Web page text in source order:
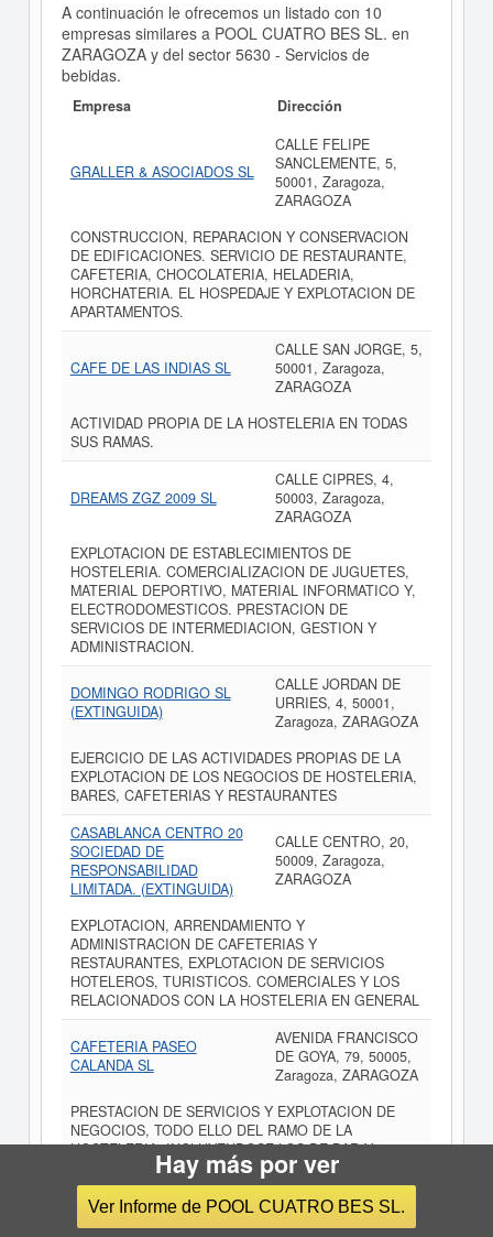
A continuación le ofrecemos un listado con 10
empresas similares a POOL CUATRO BES SL. en
ZARAGOZA y del sector 5630 - Servicios de
bebidas.
Empresa Dirección
GRALLER & ASOCIADOS SL
CALLE FELIPE
SANCLEMENTE, 5,
50001, Zaragoza,
ZARAGOZA
CONSTRUCCION, REPARACION Y CONSERVACION
DE EDIFICACIONES. SERVICIO DE RESTAURANTE,
CAFETERIA, CHOCOLATERIA, HELADERIA,
HORCHATERIA. EL HOSPEDAJE Y EXPLOTACION DE
APARTAMENTOS.
CAFE DE LAS INDIAS SL
CALLE SAN JORGE, 5,
50001, Zaragoza,
ZARAGOZA
ACTIVIDAD PROPIA DE LA HOSTELERIA EN TODAS
SUS RAMAS.
DREAMS ZGZ 2009 SL
CALLE CIPRES, 4,
50003, Zaragoza,
ZARAGOZA
EXPLOTACION DE ESTABLECIMIENTOS DE
HOSTELERIA. COMERCIALIZACION DE JUGUETES,
MATERIAL DEPORTIVO, MATERIAL INFORMATICO Y,
ELECTRODOMESTICOS. PRESTACION DE
SERVICIOS DE INTERMEDIACION, GESTION Y
ADMINISTRACION.
DOMINGO RODRIGO SL
(EXTINGUIDA)
CALLE JORDAN DE
URRIES, 4, 50001,
Zaragoza, ZARAGOZA
EJERCICIO DE LAS ACTIVIDADES PROPIAS DE LA
EXPLOTACION DE LOS NEGOCIOS DE HOSTELERIA,
BARES, CAFETERIAS Y RESTAURANTES
CASABLANCA CENTRO 20
SOCIEDAD DE
RESPONSABILIDAD
LIMITADA. (EXTINGUIDA)
CALLE CENTRO, 20,
50009, Zaragoza,
ZARAGOZA
EXPLOTACION, ARRENDAMIENTO Y
ADMINISTRACION DE CAFETERIAS Y
RESTAURANTES, EXPLOTACION DE SERVICIOS
HOTELEROS, TURISTICOS. COMERCIALES Y LOS
RELACIONADOS CON LA HOSTELERIA EN GENERAL
CAFETERIA PASEO
CALANDA SL
AVENIDA FRANCISCO
DE GOYA, 79, 50005,
Zaragoza, ZARAGOZA
PRESTACION DE SERVICIOS Y EXPLOTACION DE
NEGOCIOS, TODO ELLO DEL RAMO DE LA
HOSTELERIA, INCLUYENDOSE LOS DE BAR Y
DISTRIBUCIONES TINO-
DISAR S.L.
CALLE CASTILLA, 10,
50009, Zaragoza,
Hay más por ver
Ver Informe de POOL CUATRO BES SL.